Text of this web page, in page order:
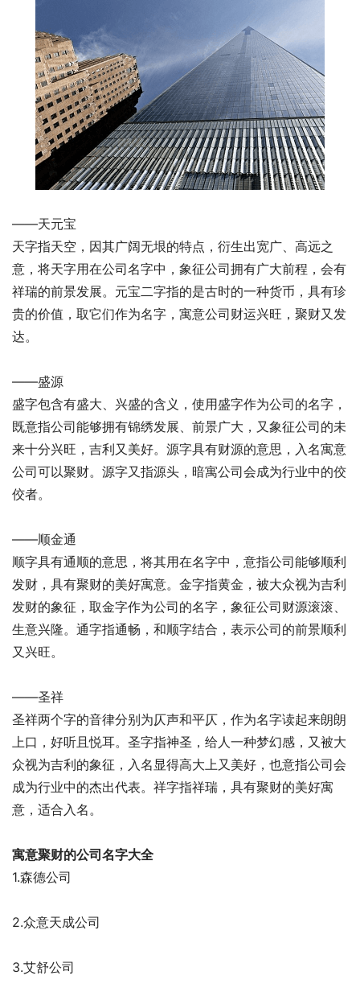
——天元宝
天字指天空，因其广阔无垠的特点，衍生出宽广、高远之
意，将天字用在公司名字中，象征公司拥有广大前程，会有
祥瑞的前景发展。元宝二字指的是古时的一种货币，具有珍
贵的价值，取它们作为名字，寓意公司财运兴旺，聚财又发
达。
——盛源
盛字包含有盛大、兴盛的含义，使用盛字作为公司的名字，
既意指公司能够拥有锦绣发展、前景广大，又象征公司的未
来十分兴旺，吉利又美好。源字具有财源的意思，入名寓意
公司可以聚财。源字又指源头，暗寓公司会成为行业中的佼
佼者。
——顺金通
顺字具有通顺的意思，将其用在名字中，意指公司能够顺利
发财，具有聚财的美好寓意。金字指黄金，被大众视为吉利
发财的象征，取金字作为公司的名字，象征公司财源滚滚、
生意兴隆。通字指通畅，和顺字结合，表示公司的前景顺利
又兴旺。
——圣祥
圣祥两个字的音律分别为仄声和平仄，作为名字读起来朗朗
上口，好听且悦耳。圣字指神圣，给人一种梦幻感，又被大
众视为吉利的象征，入名显得高大上又美好，也意指公司会
成为行业中的杰出代表。祥字指祥瑞，具有聚财的美好寓
意，适合入名。
寓意聚财的公司名字大全
1.森德公司
2.众意天成公司
3.艾舒公司